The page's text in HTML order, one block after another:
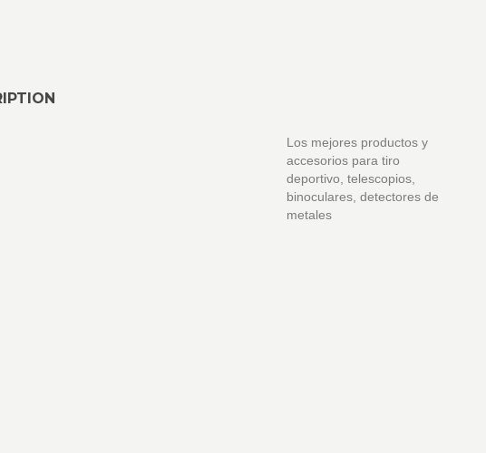
Los mejores productos y
accesorios para tiro
deportivo, telescopios,
binoculares, detectores de
metales